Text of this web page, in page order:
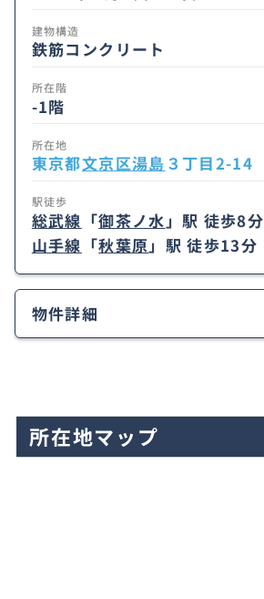
建物構造
鉄筋コンクリート
所在階
-1階
所在地
東京都文京区湯島 ３丁目2-14
駅徒歩
総武線 「御茶ノ水 」駅 徒歩8分
山手線 「秋葉原」駅 徒歩13分
物件詳細
所在地マップ